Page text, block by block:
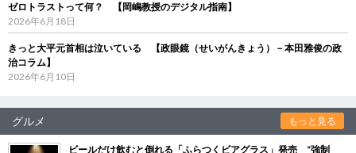
ゼロトラストって何？ 【岡嶋教授のデジタル指南】
2026年6月18日
きっと大平元首相は泣いている 【政眼鏡（せいがんきょう）－本田雅俊の政
治コラム】
2026年6月10日
グルメ もっと見る
ビールだけ飲むと倒れる「ふらつくビアグラス」発売 “強制